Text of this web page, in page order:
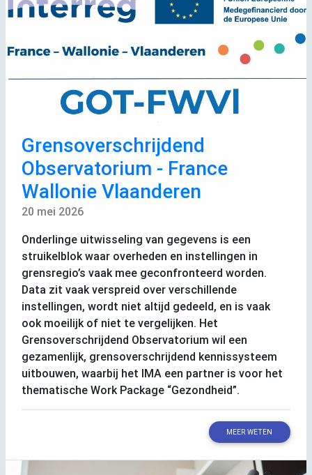
Grensoverschrijdend
Observatorium - France
Wallonie Vlaanderen
20 mei 2026
Onderlinge uitwisseling van gegevens is een
struikelblok waar overheden en instellingen in
grensregio’s vaak mee geconfronteerd worden.
Data zit vaak verspreid over verschillende
instellingen, wordt niet altijd gedeeld, en is vaak
ook moeilijk of niet te vergelijken. Het
Grensoverschrijdend Observatorium wil een
gezamenlijk, grensoverschrijdend kennissysteem
uitbouwen, waarbij het IMA een partner is voor het
thematische Work Package “Gezondheid”.
MEER WETEN